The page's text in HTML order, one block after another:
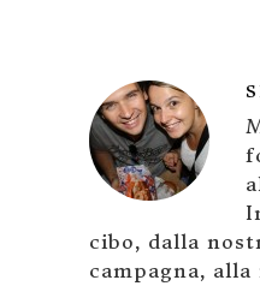
cibo, dalla
campagna,